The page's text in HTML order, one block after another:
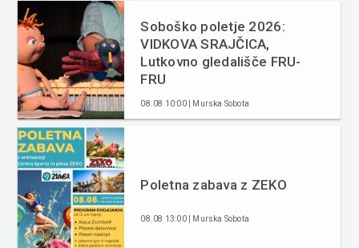
Soboško poletje 2026:
VIDKOVA SRAJČICA,
Lutkovno gledališče FRU-
FRU
08.08 10:00 | Murska Sobota
Poletna zabava z ZEKO
08.08 13:00 | Murska Sobota